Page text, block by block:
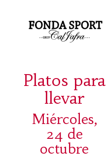
Platos para
llevar
Miércoles,
24 de
octubre